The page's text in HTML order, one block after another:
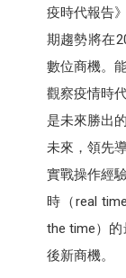
疫時代報告
期趨勢將在
數位商機。
觀察疫情時
是未來勝出
未來，領先
實戰操作經
時（real
the time）
後新商機。